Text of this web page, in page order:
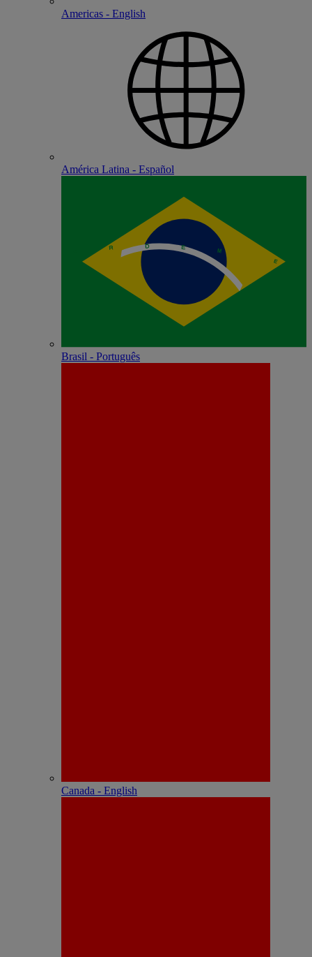
Americas - English
América Latina - Español
Brasil - Português
Canada - English